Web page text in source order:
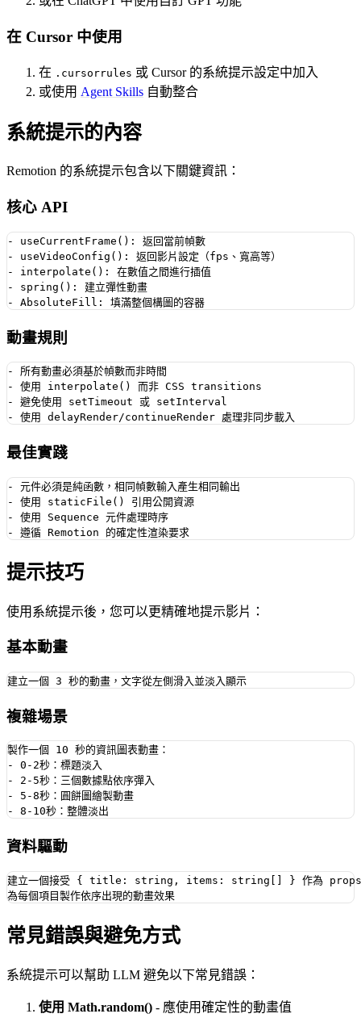
在 Cursor 中使用
在 .cursorrules 或 Cursor 的系統提示設定中加入
或使用 Agent Skills 自動整合
系統提示的內容
Remotion 的系統提示包含以下關鍵資訊：
核心 API
- useCurrentFrame(): 返回當前幀數
- useVideoConfig(): 返回影片設定（fps、寬高等）
- interpolate(): 在數值之間進行插值
- spring(): 建立彈性動畫
動畫規則
- 所有動畫必須基於幀數而非時間
- 使用 interpolate() 而非 CSS transitions
- 避免使用 setTimeout 或 setInterval
最佳實踐
- 元件必須是純函數，相同幀數輸入產生相同輸出
- 使用 staticFile() 引用公開資源
- 使用 Sequence 元件處理時序
提示技巧
使用系統提示後，您可以更精確地提示影片：
基本動畫
複雜場景
製作一個 10 秒的資訊圖表動畫：
- 0-2秒：標題淡入
- 2-5秒：三個數據點依序彈入
- 5-8秒：圓餅圖繪製動畫
資料驅動
建立一個接受 { title: string, items: string[] } 作為 props
常見錯誤與避免方式
系統提示可以幫助 LLM 避免以下常見錯誤：
使用 Math.random() - 應使用確定性的動畫值